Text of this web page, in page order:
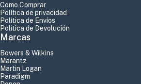
Como Comprar
Política de privacidad
Política de Envíos
Política de Devolución
Marcas
Bowers & Wilkins
Marantz
Martin Logan
Paradigm